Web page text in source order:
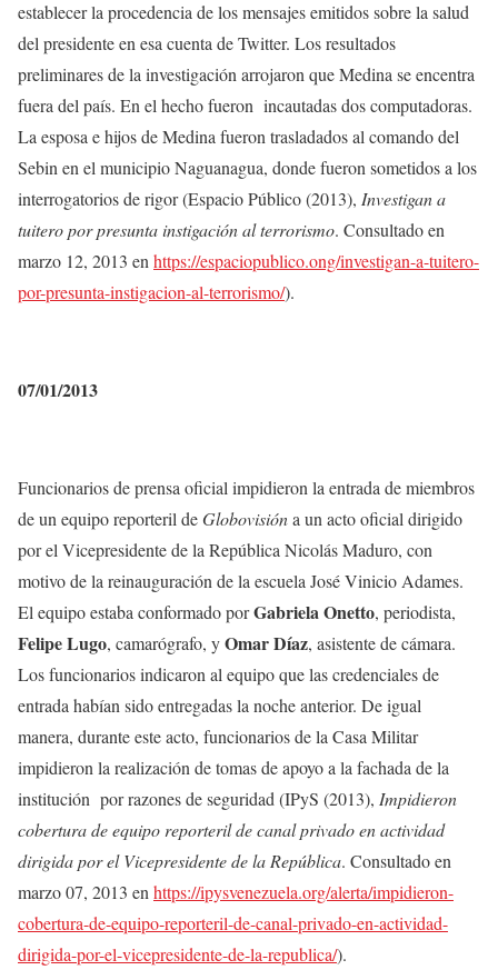
establecer la procedencia de los mensajes emitidos sobre la salud
del presidente en esa cuenta de Twitter. Los resultados
preliminares de la investigación arrojaron que Medina se encentra
fuera del país. En el hecho fueron incautadas dos computadoras.
La esposa e hijos de Medina fueron trasladados al comando del
Sebin en el municipio Naguanagua, donde fueron sometidos a los
interrogatorios de rigor (Espacio Público (2013), Investigan a
tuitero por presunta instigación al terrorismo. Consultado en
marzo 12, 2013 en https://espaciopublico.ong/investigan-a-tuitero-
por-presunta-instigacion-al-terrorismo/).
07/01/2013
Funcionarios de prensa oficial impidieron la entrada de miembros
de un equipo reporteril deGlobovisióna un acto oficial dirigido
por el Vicepresidente de la República Nicolás Maduro, con
motivo de la reinauguración de la escuela José Vinicio Adames.
El equipo estaba conformado porGabriela Onetto, periodista,
Felipe Lugo, camarógrafo, yOmar Díaz, asistente de cámara.
Los funcionarios indicaron al equipo que las credenciales de
entrada habían sido entregadas la noche anterior. De igual
manera, durante este acto, funcionarios de la Casa Militar
impidieron la realización de tomas de apoyo a la fachada de la
institución por razones de seguridad (IPyS (2013), Impidieron
cobertura de equipo reporteril de canal privado en actividad
dirigida por el Vicepresidente de la República. Consultado en
marzo 07, 2013 en https://ipysvenezuela.org/alerta/impidieron-
cobertura-de-equipo-reporteril-de-canal-privado-en-actividad-
dirigida-por-el-vicepresidente-de-la-republica/).